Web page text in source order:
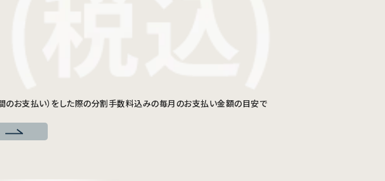
お支払い）をした際の分割手数料込みの毎月のお支払い金額の目安で